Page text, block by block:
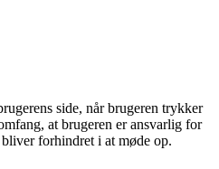
side, når brugeren trykker
at brugeren er ansvarlig for
forhindret i at møde op.